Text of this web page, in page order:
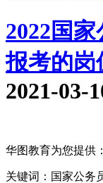
2022国
报考的岗
2021-03-
华图教育为您提供
关键词： 国家公务